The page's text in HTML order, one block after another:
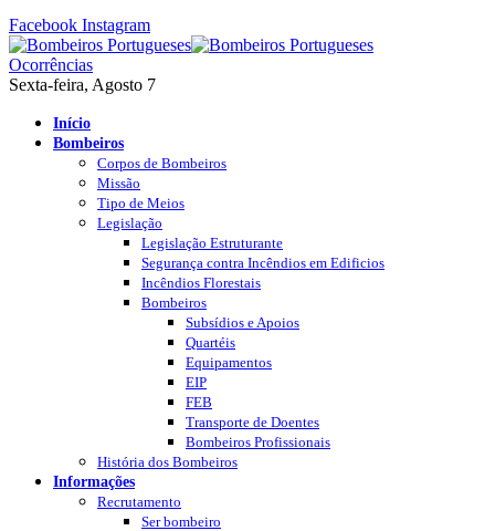
Facebook Instagram
Ocorrências
Sexta-feira, Agosto 7
Início
Bombeiros
Corpos de Bombeiros
Missão
Tipo de Meios
Legislação
Legislação Estruturante
Segurança contra Incêndios em Edificios
Incêndios Florestais
Bombeiros
Subsídios e Apoios
Quartéis
Equipamentos
EIP
FEB
Transporte de Doentes
Bombeiros Profissionais
História dos Bombeiros
Informações
Recrutamento
Ser bombeiro